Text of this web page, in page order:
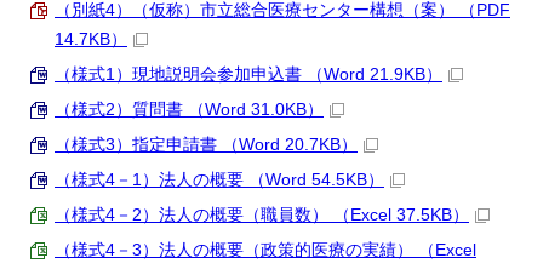
（別紙4）（仮称）市立総合医療センター構想（案） （PDF
14.7KB）
（様式1）現地説明会参加申込書 （Word 21.9KB）
（様式2）質問書 （Word 31.0KB）
（様式3）指定申請書 （Word 20.7KB）
（様式4－1）法人の概要 （Word 54.5KB）
（様式4－2）法人の概要（職員数） （Excel 37.5KB）
（様式4－3）法人の概要（政策的医療の実績） （Excel